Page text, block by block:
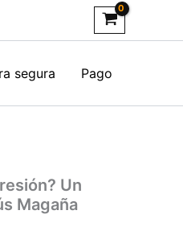
segura Pago
Un
Magaña